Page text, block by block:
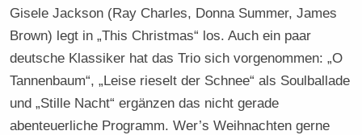
Gisele Jackson (Ray Charles, Donna Summer, James
Brown) legt in „This Christmas“ los. Auch ein paar
deutsche Klassiker hat das Trio sich vorgenommen: „O
Tannenbaum“, „Leise rieselt der Schnee“ als Soulballade
und „Stille Nacht“ ergänzen das nicht gerade
abenteuerliche Programm. Wer’s Weihnachten gerne